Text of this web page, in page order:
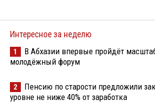
Интересное за неделю
1
В Абхазии впервые пройдёт
молодёжный форум
2
Пенсию по старости предложили
уровне не ниже 40% от заработка